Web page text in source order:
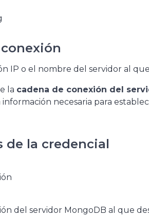
IP o el nombre del servidor al
la cadena de conexión del
necesaria para
de la credencial
del servidor MongoDB al que